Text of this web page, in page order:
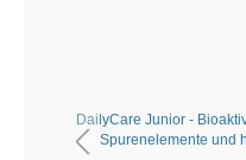
DailyCare Junior -
Spurenelemente und